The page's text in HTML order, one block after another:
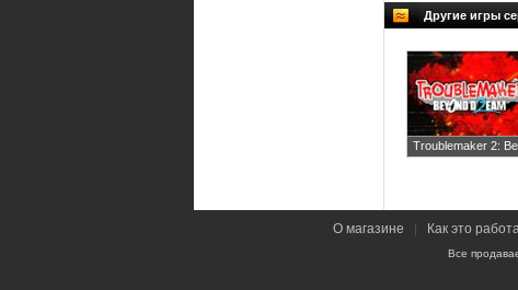
Другие игры
Troublemaker 2:
О магазине Как это
Все